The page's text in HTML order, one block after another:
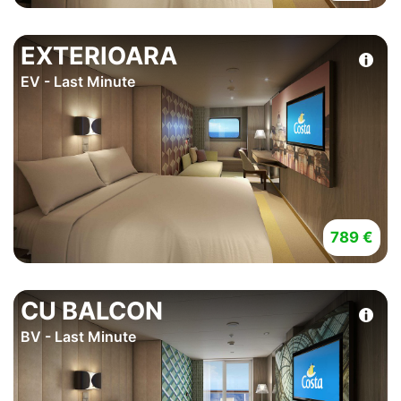
EXTERIOARA
EV - Last Minute
789 €
CU BALCON
BV - Last Minute